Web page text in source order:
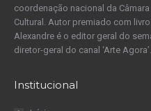
coordenação nacional da
Cultural. Autor premiado com
Alexandre é o editor geral do
diretor-geral do canal ‘Arte Agora’.
Institucional